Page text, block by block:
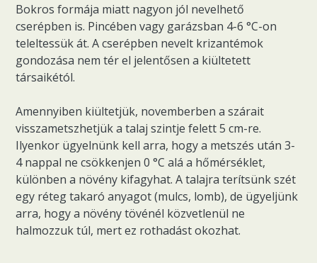
Bokros formája miatt nagyon jól nevelhető
cserépben is. Pincében vagy garázsban 4-6 °C-on
teleltessük át. A cserépben nevelt krizantémok
gondozása nem tér el jelentősen a kiültetett
társaikétól.
Amennyiben kiültetjük, novemberben a szárait
visszametszhetjük a talaj szintje felett 5 cm-re.
Ilyenkor ügyelnünk kell arra, hogy a metszés után 3-
4 nappal ne csökkenjen 0 °C alá a hőmérséklet,
különben a növény kifagyhat. A talajra terítsünk szét
egy réteg takaró anyagot (mulcs, lomb), de ügyeljünk
arra, hogy a növény tövénél közvetlenül ne
halmozzuk túl, mert ez rothadást okozhat.